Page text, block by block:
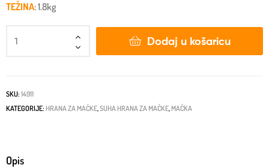
TEŽINA: 1.8kg
Dodaj u košaricu
SKU: 14911
KATEGORIJE: HRANA ZA MAČKE,SUHA HRANA ZA MAČKE, MAČKA
Opis